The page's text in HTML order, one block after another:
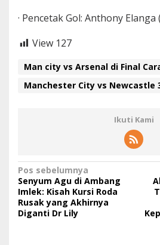
· Pencetak Gol: Anthony Elanga
View 127
Man city vs Arsenal di Final
Manchester City vs Newcastle
Ikuti Kami
N
a
v
Pos sebelumnya
Senyum Agu di Ambang
Imlek: Kisah Kursi Roda
Rusak yang Akhirnya
Diganti Dr Lily